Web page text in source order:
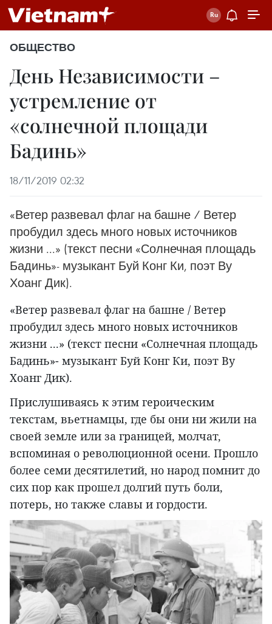
ОБЩЕСТВО
День Независимости –
устремление от
«солнечной площади
Бадинь»
18/11/2019 02:32
«Ветер развевал флаг на башне / Ветер
пробудил здесь много новых источников
жизни ...» (текст песни «Солнечная площадь
Бадинь»- музыкант Буй Конг Ки, поэт Ву
Хоанг Дик).
«Ветер развевал флаг на башне / Ветер
пробудил здесь много новых источников
жизни ...» (текст песни «Солнечная площадь
Бадинь»- музыкант Буй Конг Ки, поэт Ву
Хоанг Дик).
Прислушиваясь к этим героическим
текстам, вьетнамцы, где бы они ни жили на
своей земле или за границей, молчат,
вспоминая о революционной осени. Прошло
более семи десятилетий, но народ помнит до
сих пор как прошел долгий путь боли,
потерь, но также славы и гордости.